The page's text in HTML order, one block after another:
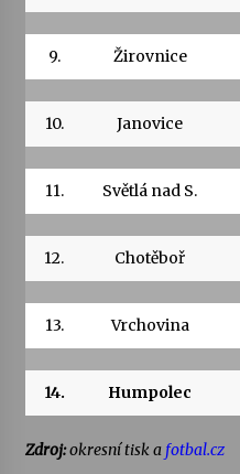
9. Žirovnice
10. Janovice
11. Světlá nad S.
12. Chotěboř
13. Vrchovina
14. Humpolec
Zdroj:okresní tisk a fotbal.cz